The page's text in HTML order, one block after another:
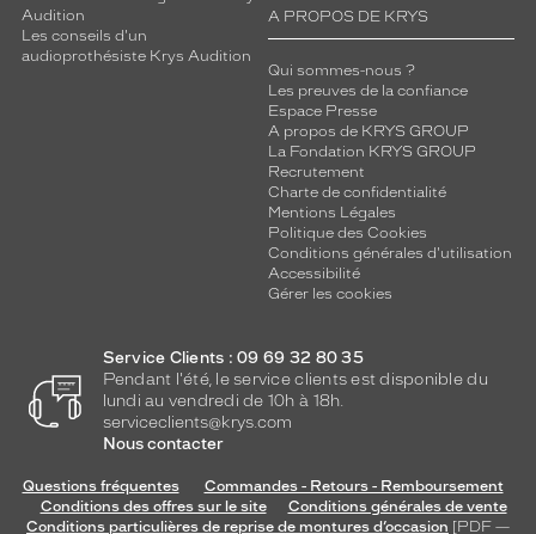
Audition
Les conseils d'un
audioprothésiste Krys Audition
A PROPOS DE KRYS
Qui sommes-nous ?
Les preuves de la confiance
Espace Presse
A propos de KRYS GROUP
La Fondation KRYS GROUP
Recrutement
Charte de confidentialité
Mentions Légales
Politique des Cookies
Conditions générales d'utilisation
Accessibilité
Gérer les cookies
Service Clients : 09 69 32 80 35
Pendant l'été, le service clients est disponible du
lundi au vendredi de 10h à 18h.
serviceclients@krys.com
Nous contacter
Questions fréquentes
Commandes - Retours - Remboursement
Conditions des offres sur le site
Conditions générales de vente
Conditions particulières de reprise de montures d’occasion [PDF —